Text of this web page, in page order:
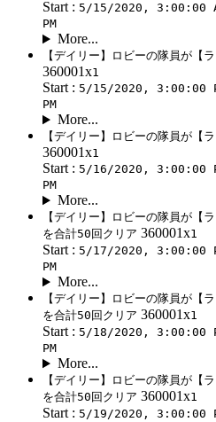
Start : 5/15/2020, 3:00:00
PM
More...
【デイリー】ロビーの隊員が【
360001x1
Start : 5/15/2020, 3:00:00
PM
More...
【デイリー】ロビーの隊員が【
360001x1
Start : 5/16/2020, 3:00:00
PM
More...
【デイリー】ロビーの隊員が【
を合計50回クリア 360001x1
Start : 5/17/2020, 3:00:00
PM
More...
【デイリー】ロビーの隊員が【
を合計50回クリア 360001x1
Start : 5/18/2020, 3:00:00
PM
More...
【デイリー】ロビーの隊員が【
を合計50回クリア 360001x1
Start : 5/19/2020, 3:00:00